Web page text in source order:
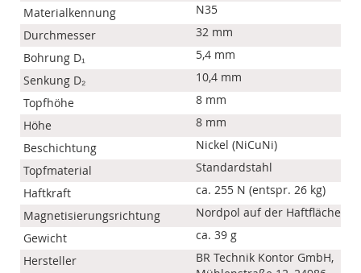
Materialkennung
N35
Durchmesser
32 mm
Bohrung D₁
5,4 mm
Senkung D₂
10,4 mm
Topfhöhe
8 mm
Höhe
8 mm
Beschichtung
Nickel (NiCuNi)
Topfmaterial
Standardstahl
Haftkraft
ca. 255 N (entspr. 26 kg)
Magnetisierungsrichtung
Nordpol auf der Haftfläche
Gewicht
ca. 39 g
Hersteller
BR Technik Kontor GmbH,